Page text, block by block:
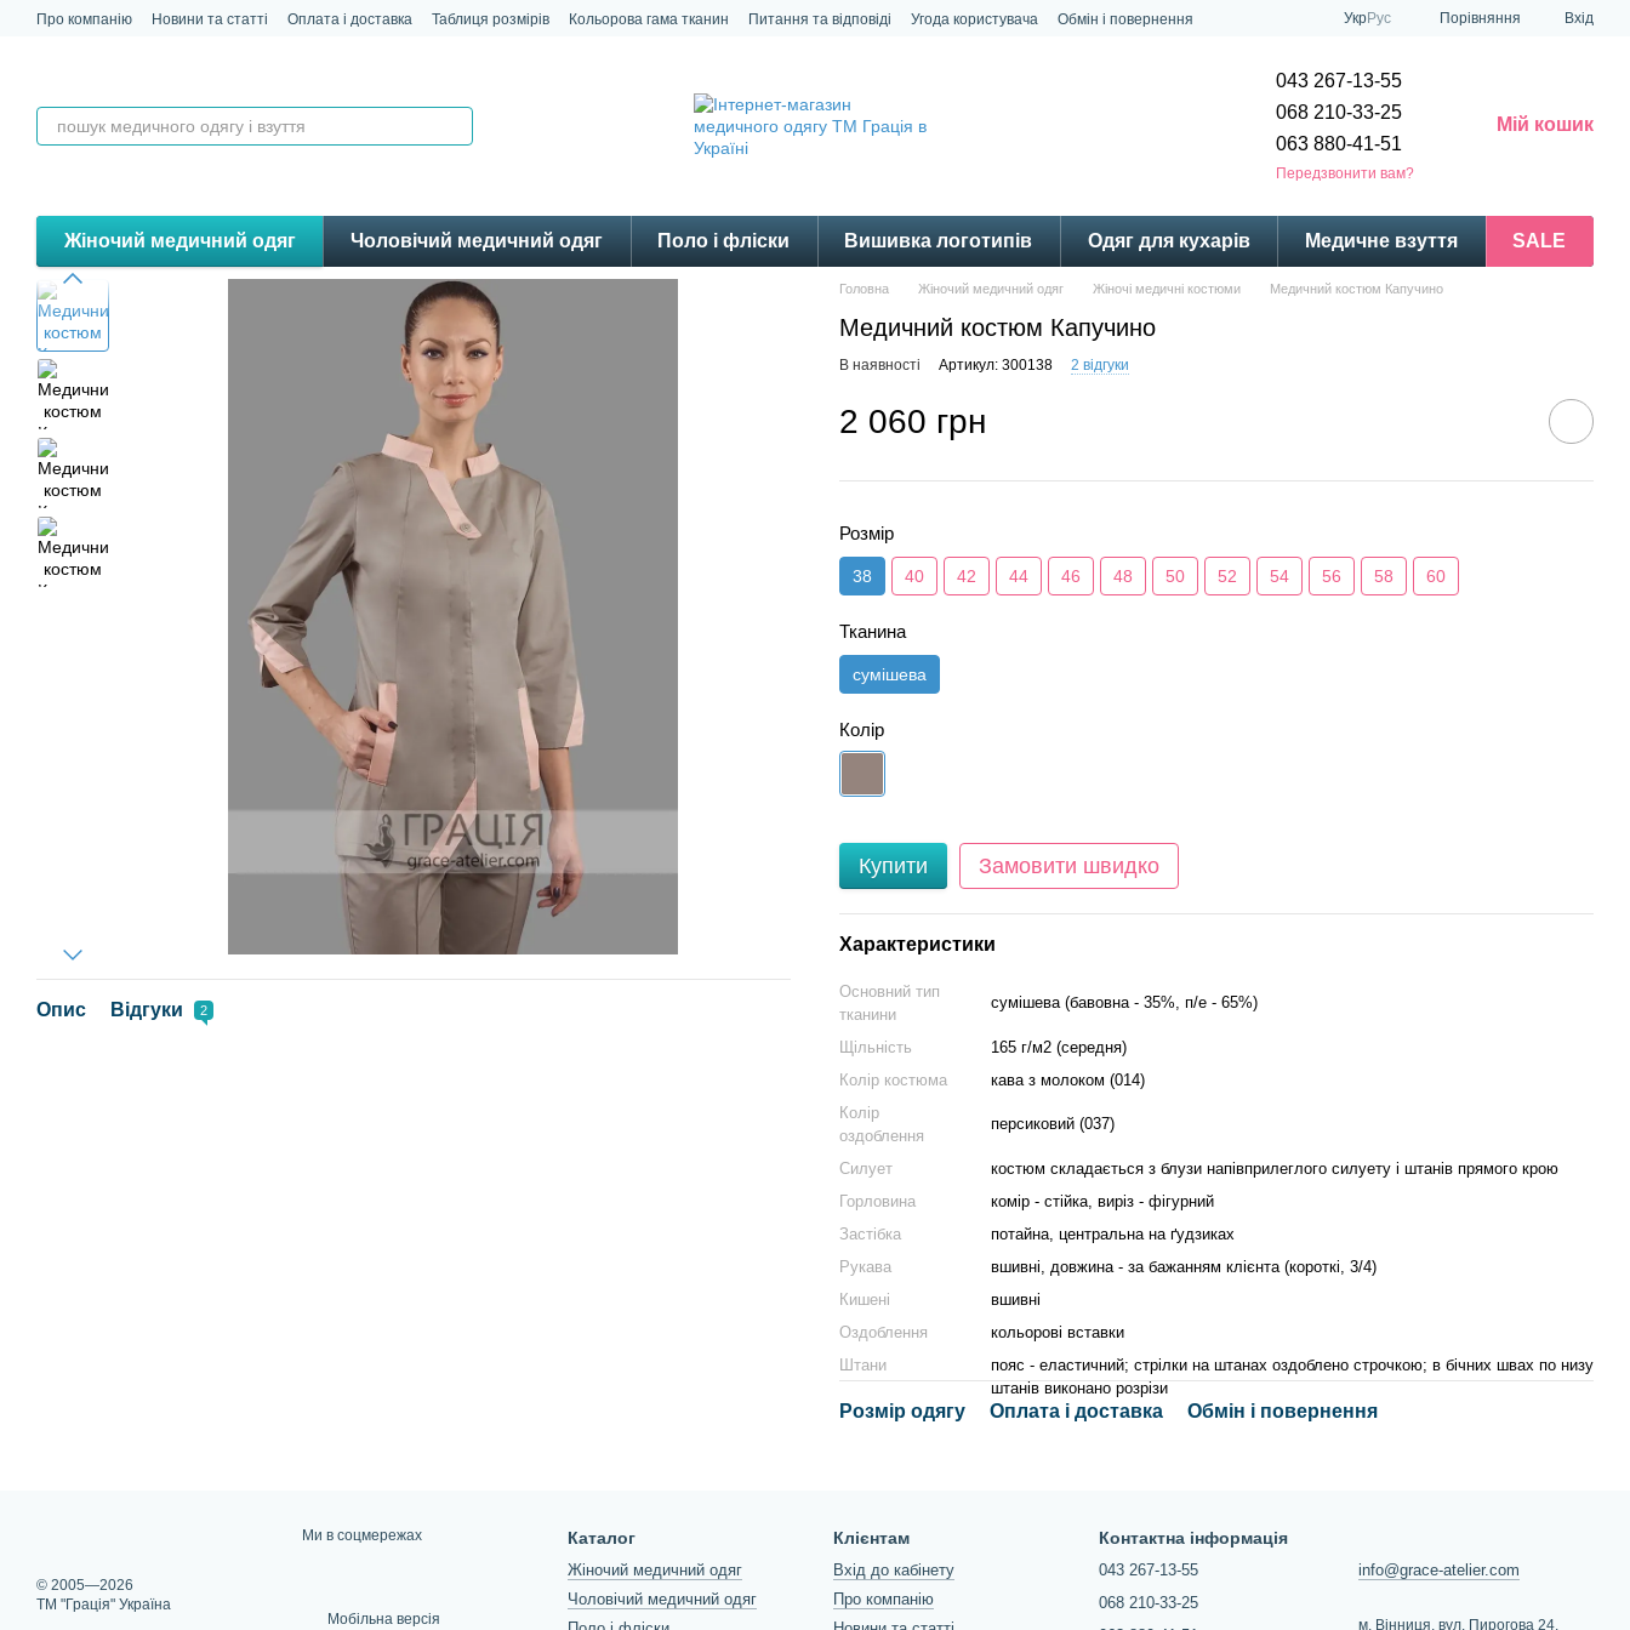
Перейти до основного контенту
Про компанію Новини та статті Оплата і доставка Таблиця розмірів Кольорова гама тканин Питання та відповіді Угода користувача
Обмін і повернення
УкрРус Порівняння Вхід
043 267-13-55
068 210-33-25
063 880-41-51
Передзвонити вам?
Мій кошик
Жіночий медичний одяг Чоловічий медичний одяг Поло і фліски Вишивка логотипів Одяг для кухарів Медичне взуття SALE
Опис Відгуки 2
Головна Жіночий медичний одяг Жіночі медичні костюми Медичний костюм Капучино
Медичний костюм Капучино
В наявності Артикул: 300138 2 відгуки
2 060 грн
Розмір
38 40 42 44 46 48 50 52 54 56 58 60
Тканина
сумішева
Колір
Купити Замовити швидко
Характеристики
Основний тип
тканини
сумішева (бавовна - 35%, п/е - 65%)
Щільність
165 г/м2 (середня)
Колір костюма
кава з молоком (014)
Колір
оздоблення
персиковий (037)
Силует
костюм складається з блузи напівприлеглого силуету і штанів прямого крою
Горловина
комір - стійка, виріз - фігурний
Застібка
потайна, центральна на ґудзиках
Рукава
вшивні, довжина - за бажанням клієнта (короткі, 3/4)
Кишені
вшивні
Оздоблення
кольорові вставки
Штани
пояс - еластичний; cтрілки на штанах оздоблено строчкою; в бічних швах по низу
штанів виконано розрізи
Розмір одягу Оплата і доставка Обмін і повернення
© 2005—2026
ТМ "Грація" Україна
Ми в соцмережах
Мобільна версія
Каталог
Жіночий медичний одяг
Чоловічий медичний одяг
Клієнтам
Вхід до кабінету
Про компанію
Контактна інформація
043 267-13-55
068 210-33-25
info@grace-atelier.com
м. Вінниця, вул. Пирогова 24.